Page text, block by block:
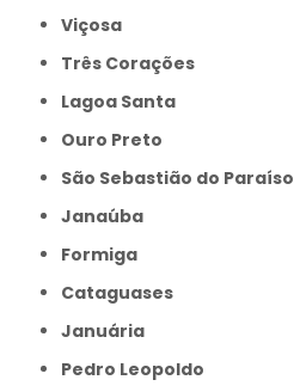
Viçosa
Três Corações
Lagoa Santa
Ouro Preto
São Sebastião do Paraíso
Janaúba
Formiga
Cataguases
Januária
Pedro Leopoldo